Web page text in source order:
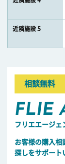
近隣施設 5
相談無料
FLIE
フリエエージェ
お客様の購入相
探しをサポート